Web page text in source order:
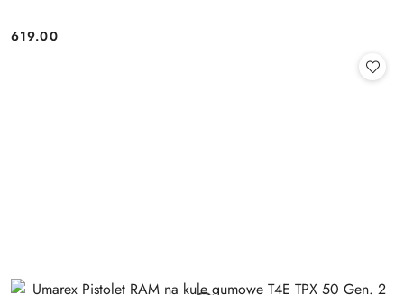
Cena:
619.00